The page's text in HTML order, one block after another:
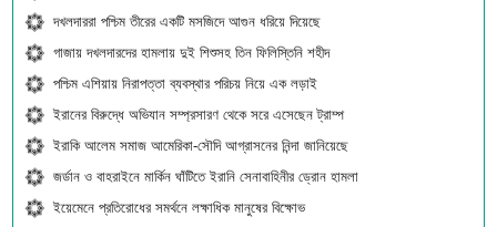
দখলদাররা পশ্চিম তীরের একটি মসজিদে আগুন ধরিয়ে দিয়েছে
গাজায় দখলদারদের হামলায় দুই শিশুসহ তিন ফিলিস্তিনি শহীদ
পশ্চিম এশিয়ায় নিরাপত্তা ব্যবস্থার পরিচয় নিয়ে এক লড়াই
ইরানের বিরুদ্ধে অভিযান সম্প্রসারণ থেকে সরে এসেছেন ট্রাম্প
ইরাকি আলেম সমাজ আমেরিকা-সৌদি আগ্রাসনের নিন্দা জানিয়েছে
জর্ডান ও বাহরাইনে মার্কিন ঘাঁটিতে ইরানি সেনাবাহিনীর ড্রোন হামলা
ইয়েমেনে প্রতিরোধের সমর্থনে লক্ষাধিক মানুষের বিক্ষোভ